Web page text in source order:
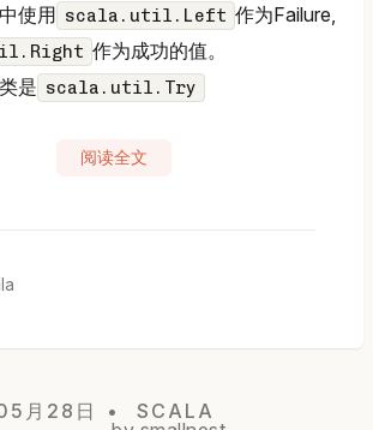
使用 scala.util.Left 作为Failure,
作为成功的值。
是 scala.util.Try
阅读全文
月28日
SCALA